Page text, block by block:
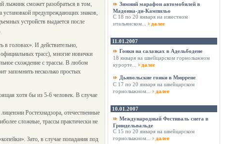
лыжник сможет разобраться в том,
установкой предупреждающих знаков,
устройств выдается после
в головах». И действительно,
трасс), многие новички
схождение с трассы. В любом
запомнить несколько простых
хотя бы из 5-6 человек. В случае
Ростехнадзора, отечественные
сложные, трассы практически не
Зато, в случае попадания под
Зимний марафон автомобилей в
Мадонна-ди-Кампильо
С 18 по 20 января на известном
итальянском...
далее
11.01.2007
Гонки на салазках в Адельбодене
18 января на швейцарском горнолыжном
курорте...
далее
Дьявольские гонки в Мюррене
С 17 по 20 января на швейцарском
горнолыжном...
далее
10.01.2007
Международный Фестиваль снега в
Гриндельвальде
С 15 по 20 января на швейцарском
горнолыжном...
далее